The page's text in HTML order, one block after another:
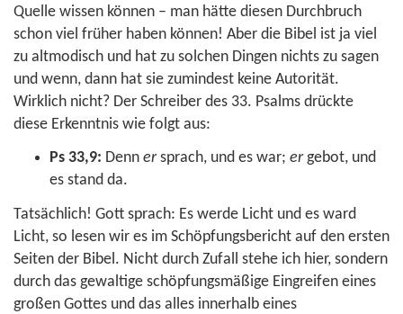
Quelle wissen können – man hätte diesen Durchbruch
schon viel früher haben können! Aber die Bibel ist ja viel
zu altmodisch und hat zu solchen Dingen nichts zu sagen
und wenn, dann hat sie zumindest keine Autorität.
Wirklich nicht? Der Schreiber des 33. Psalms drückte
diese Erkenntnis wie folgt aus:
Ps 33,9: Denn ersprach, und es war; ergebot, und
es stand da.
Tatsächlich! Gott sprach: Es werde Licht und es ward
Licht, so lesen wir es im Schöpfungsbericht auf den ersten
Seiten der Bibel. Nicht durch Zufall stehe ich hier, sondern
durch das gewaltige schöpfungsmäßige Eingreifen eines
großen Gottes und das alles innerhalb eines